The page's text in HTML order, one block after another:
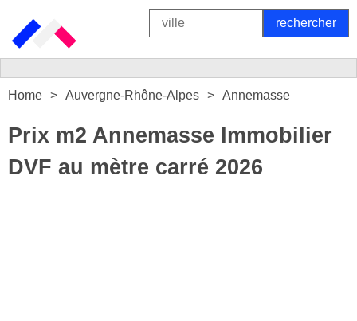
Home Auvergne-Rhône-Alpes Annemasse
Prix m2 Annemasse Immobilier
DVF au mètre carré 2026